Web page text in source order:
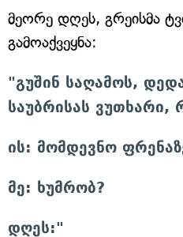
მეორე დღეს, გრეისმა
გამოაქვეყნა:
"გუშინ საღამოს,
საუბრისას ვუთხარი,
ის: მომდევნო
მე: ხუმრობ?
დღეს:"